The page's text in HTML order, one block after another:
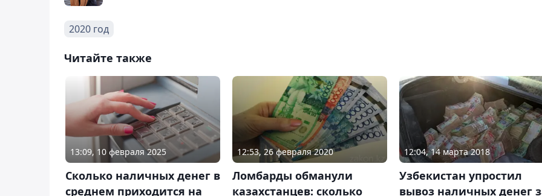
2020 год
Читайте также
13:09, 10 февраля 2025
Сколько наличных денег в
среднем приходится на
12:53, 26 февраля 2020
Ломбарды обманули
казахстанцев: сколько
12:04, 14 марта 2018
Узбекистан упростил
вывоз наличных денег